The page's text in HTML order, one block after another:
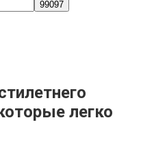
легко